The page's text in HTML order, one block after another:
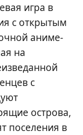
игра в
с открытым
аниме-
на
с
острова,
поселения в